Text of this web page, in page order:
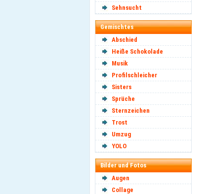
Sehnsucht
Gemischtes
Abschied
Heiße Schokolade
Musik
Profilschleicher
Sisters
Sprüche
Sternzeichen
Trost
Umzug
YOLO
Bilder und Fotos
Augen
Collage